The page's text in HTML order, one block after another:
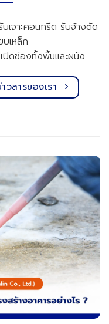
เจาะคอนกรีต รับจ้างตัด
บเหล็ก
ดช่องทั้งพื้นและผนัง
วสารของเรา